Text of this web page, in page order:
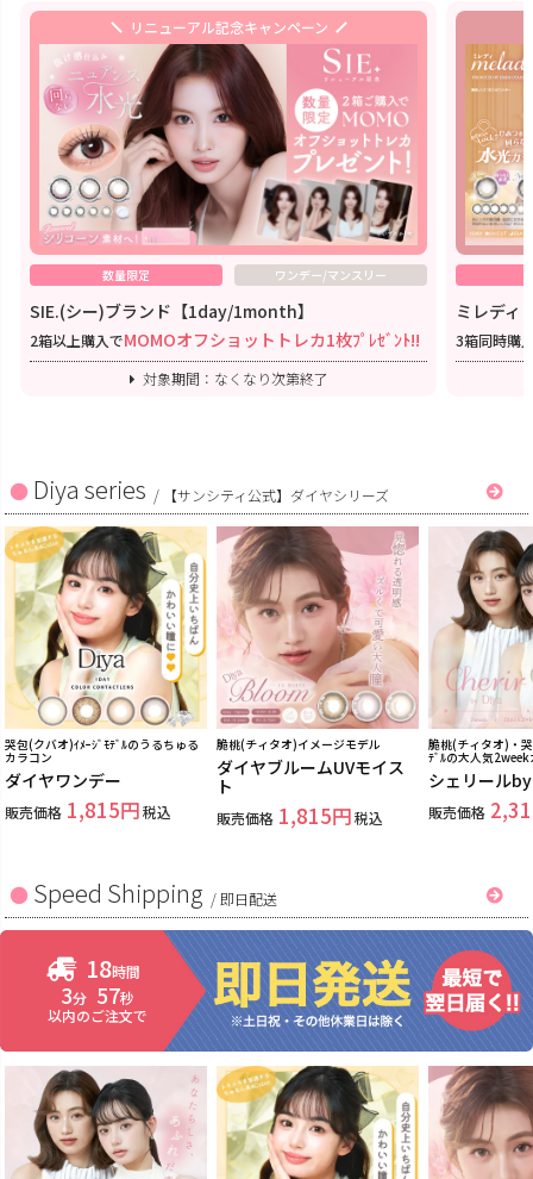
リニューアル記念キャンペーン
数量限定 ワンデー/マンスリー
SIE.(シー)ブランド【1day/1month】
2箱以上購入でMOMOオフショットトレカ1枚ﾌﾟﾚｾﾞﾝﾄ!!
対象期間：なくなり次第終了
ミレディ
3箱同時購
Diya series / 【サンシティ公式】ダイヤシリーズ
哭包(クバオ)ｲﾒｰｼﾞﾓﾃﾞﾙのうるちゅる
カラコン
ダイヤワンデー
販売価格 1,815 税込
脆桃(チィタオ)イメージモデル
ダイヤブルームUVモイス
ト
販売価格 1,815 税込
脆桃(チィタオ)・
ﾃﾞﾙの大人気2week
シェリール
販売価格
Speed Shipping / 即日配送
18時間
3分 56秒
以内のご注文で